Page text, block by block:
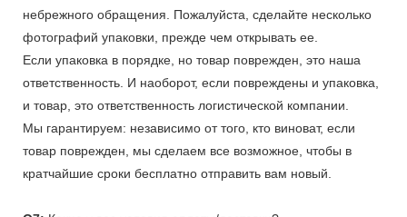
небрежного обращения. Пожалуйста, сделайте несколько
фотографий упаковки, прежде чем открывать ее.
Если упаковка в порядке, но товар поврежден, это наша
ответственность. И наоборот, если повреждены и упаковка,
и товар, это ответственность логистической компании.
Мы гарантируем: независимо от того, кто виноват, если
товар поврежден, мы сделаем все возможное, чтобы в
кратчайшие сроки бесплатно отправить вам новый.